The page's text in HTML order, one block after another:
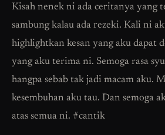
Kisah nenek ni ada ceritanya yang
sambung kalau ada rezeki. Kali ni
highlightkan kesan yang aku dapat
yang aku terima ni. Semoga rasa
hangpa sebab tak jadi macam aku.
kesembuhan aku tau. Dan semoga
atas semua ni. #cantik